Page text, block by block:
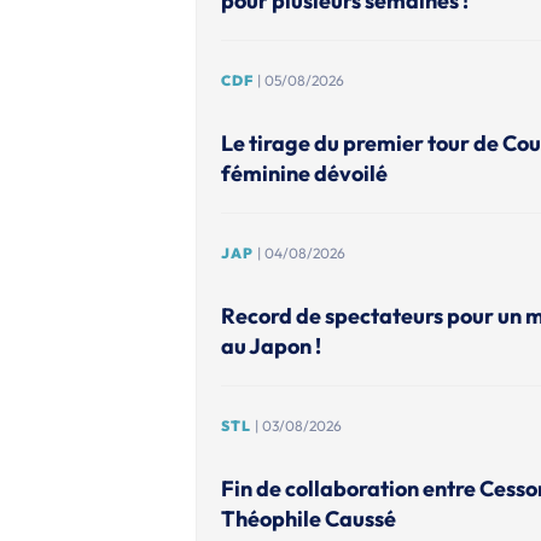
CDF | 05/08/2026
Le tirage du premier tour de
féminine dévoilé
JAP | 04/08/2026
Record de spectateurs pour un
au Japon !
STL | 03/08/2026
Fin de collaboration entre
Théophile Caussé